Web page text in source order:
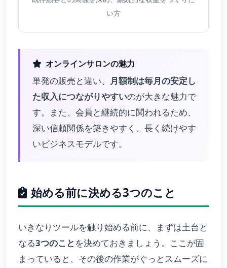
い方
オンラインサロンの魅力
単発の販売と違い、
月額制は毎月の安定し
た収入につながりやすいのが大きな魅力で
す。また、会員と継続的に関われるため、
深い信頼関係を築きやすく、長く続けやす
いビジネスモデルです。
始める前に決める3つのこと
いきなりツールを触り始める前に、まずは土台と
なる3つのこと を決めておきましょう。ここが固
まっていると、その後の作業がぐっとスムーズに